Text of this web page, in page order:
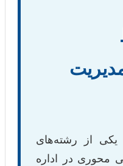
یکی از رشته‌های
محوری در اداره